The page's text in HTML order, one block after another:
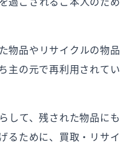
物品やリサイクルの物品
主の元で再利用されてい
して、残された物品にも
るために、買取・リサイ